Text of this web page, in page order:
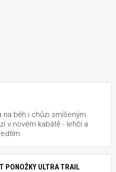
na běh i chůzi smíšeným
v novém kabátě - lehčí a
PONOŽKY ULTRA TRAIL